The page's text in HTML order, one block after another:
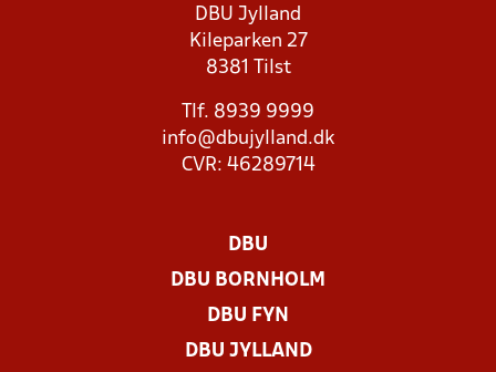
DBU Jylland
Kileparken 27
8381 Tilst
Tlf. 8939 9999
info@dbujylland.dk
CVR: 46289714
DBU
DBU BORNHOLM
DBU FYN
DBU JYLLAND